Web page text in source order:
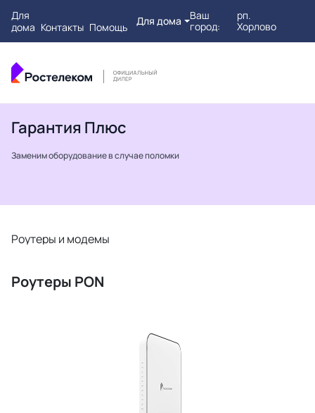
Для
дома Контакты Помощь Для дома
Ваш
город:
рп.
Хорлово
Гарантия Плюс
Заменим оборудование в случае поломки
Роутеры и модемы
Роутеры PON